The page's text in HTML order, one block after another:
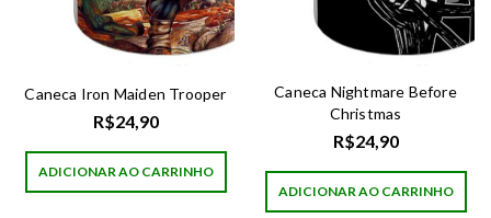
Caneca Iron Maiden Trooper
R$24,90
ADICIONAR AO CARRINHO
Caneca Nightmare Before
Christmas
R$24,90
ADICIONAR AO CARRINHO